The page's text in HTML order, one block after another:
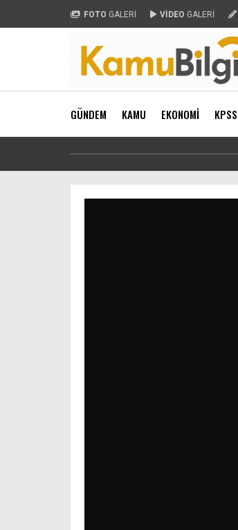
FOTO GALERİ VİDEO GALERİ
GÜNDEM KAMU EKONOMİ KPSS